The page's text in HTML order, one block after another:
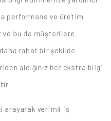
performans ve üretim
ve bu da müşterilere
daha rahat bir şekilde
aldığınız her ekstra bilgi
arayarak verimli iş